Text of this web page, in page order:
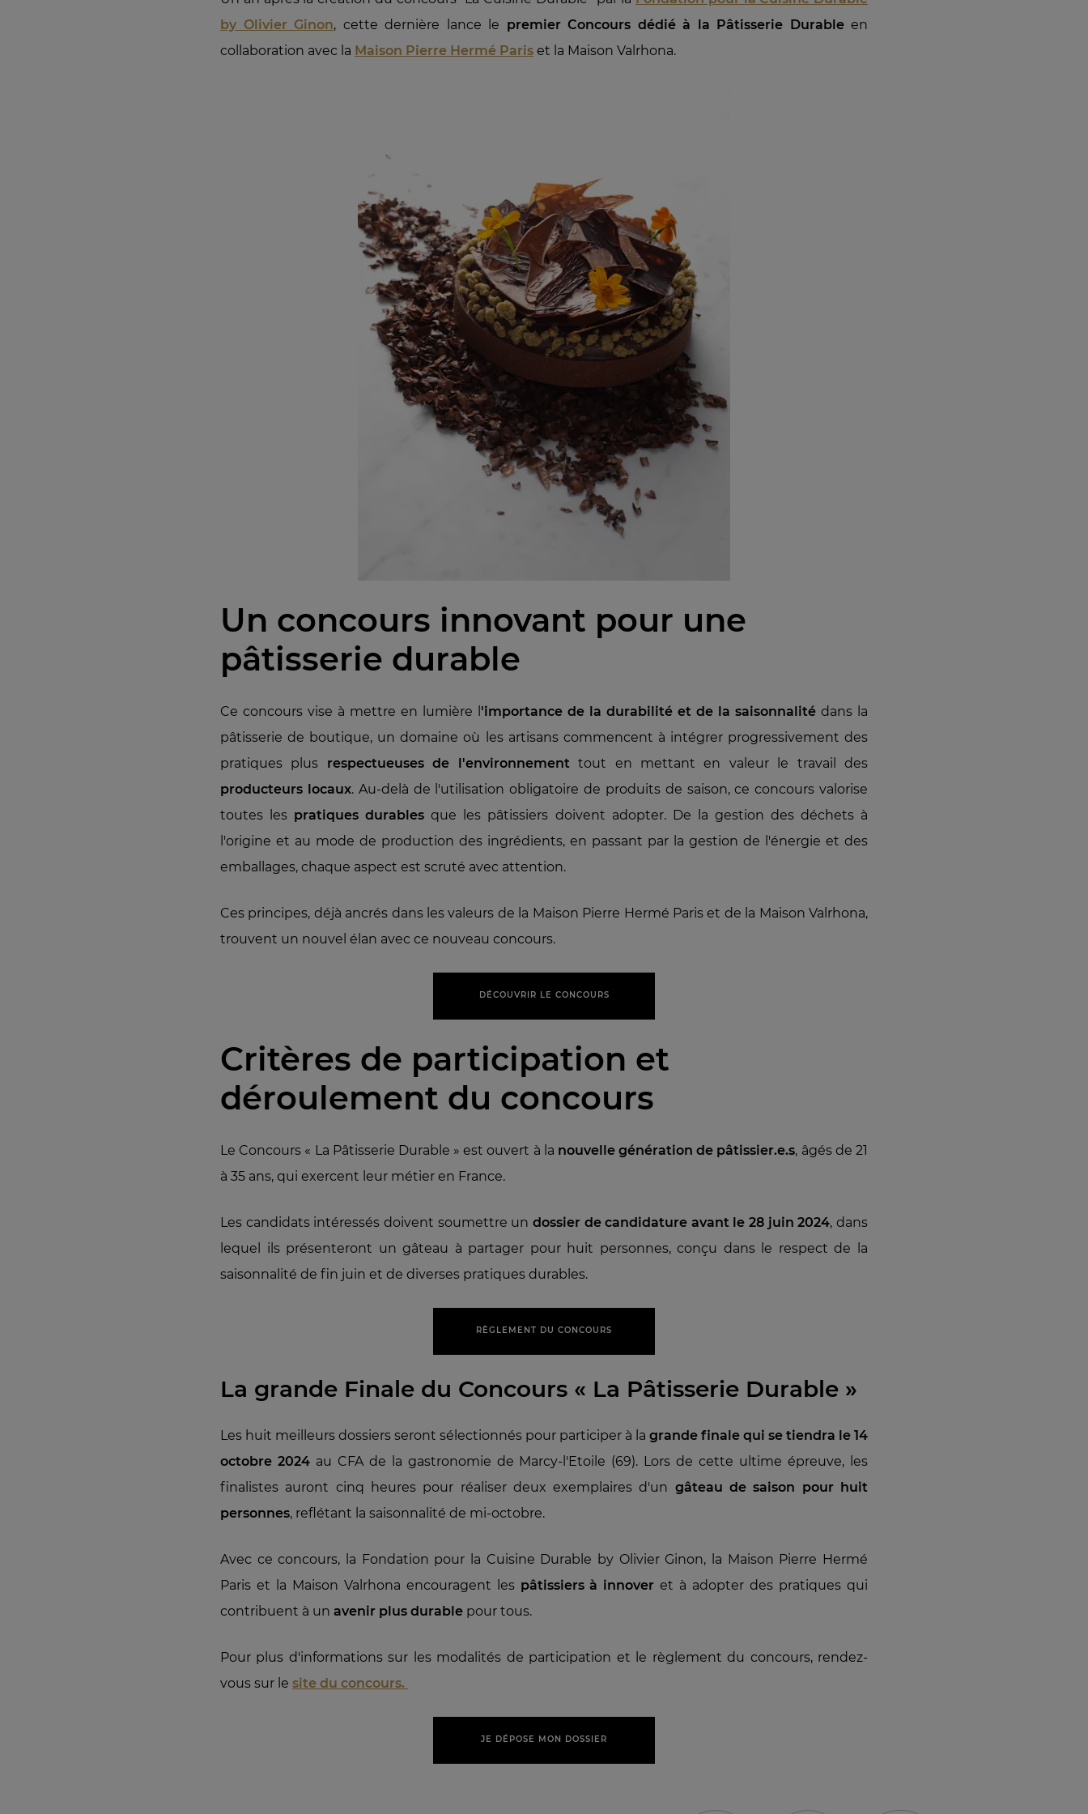
by Olivier Ginon, cette dernière lance le premier Concours dédié à la Pâtisserie Durableen
collaboration avec la Maison Pierre Hermé Paris et la Maison Valrhona.
Un concours innovant pour une
pâtisserie durable
Ce concours vise à mettre en lumière l 'importance de la durabilité et de la saisonnalité dans la
pâtisserie de boutique, un domaine où les artisans commencent à intégrer progressivement des
pratiques plus respectueuses de l'environnement tout en mettant en valeur le travail des
producteurs locaux. Au-delà de l'utilisation obligatoire de produits de saison, ce concours valorise
toutes les pratiques durables que les pâtissiers doivent adopter. De la gestion des déchets à
l'origine et au mode de production des ingrédients, en passant par la gestion de l'énergie et des
emballages, chaque aspect est scruté avec attention.
Ces principes, déjà ancrés dans les valeurs de la Maison Pierre Hermé Paris et de la Maison Valrhona,
trouvent un nouvel élan avec ce nouveau concours.
DÉCOUVRIR LE CONCOURS
Critères de participation et
déroulement du concours
Le Concours « La Pâtisserie Durable » est ouvert à la nouvelle génération de pâtissier.e.s, âgés de 21
à 35 ans, qui exercent leur métier en France.
Les candidats intéressés doivent soumettre un dossier de candidature avant le 28 juin 2024, dans
lequel ils présenteront un gâteau à partager pour huit personnes, conçu dans le respect de la
saisonnalité de fin juin et de diverses pratiques durables.
RÈGLEMENT DU CONCOURS
La grande Finale du Concours « La Pâtisserie Durable »
Les huit meilleurs dossiers seront sélectionnés pour participer à la grande finale qui se tiendra le 14
octobre 2024au CFA de la gastronomie de Marcy-l'Etoile (69). Lors de cette ultime épreuve, les
finalistes auront cinq heures pour réaliser deux exemplaires d'un gâteau de saison pour huit
personnes, reflétant la saisonnalité de mi-octobre.
Avec ce concours, la Fondation pour la Cuisine Durable by Olivier Ginon, la Maison Pierre Hermé
Paris et la Maison Valrhona encouragent les pâtissiers à innover et à adopter des pratiques qui
contribuent à un avenir plus durable pour tous.
Pour plus d'informations sur les modalités de participation et le règlement du concours, rendez-
vous sur le site du concours.
JE DÉPOSE MON DOSSIER